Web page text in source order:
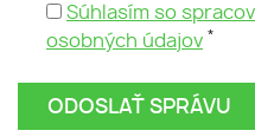
Súhlasím so
osobných údajov *